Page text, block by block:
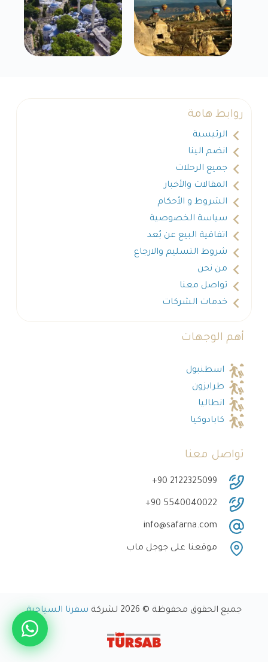
روابط هامة
الرئيسية
انضم الينا
جميع الرحلات
المقالات والأخبار
الشروط و الأحكام
سياسة الخصوصية
اتفاقية البيع عن بُعد
شروط التسليم والارجاع
من نحن
تواصل معنا
خدمات الشركات
أهم الوجهات
اسطنبول
طرابزون
انطاليا
كابادوكيا
تواصل معنا
‎+90 2122325099
‎+90 5540040022
info@safarna.com
موقعنا على جوجل ماب
جميع الحقوق محفوظة © 2026 لشركة سفرنا السياحية